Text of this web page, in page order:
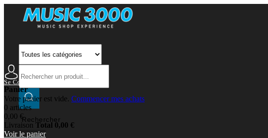
Rechercher
Se Connecter Mon Compte
Panier
Votre panier est vide. Commencer mes achats
0 articles
0,00 €
Livraison Total 0,00 €
Voir le panier